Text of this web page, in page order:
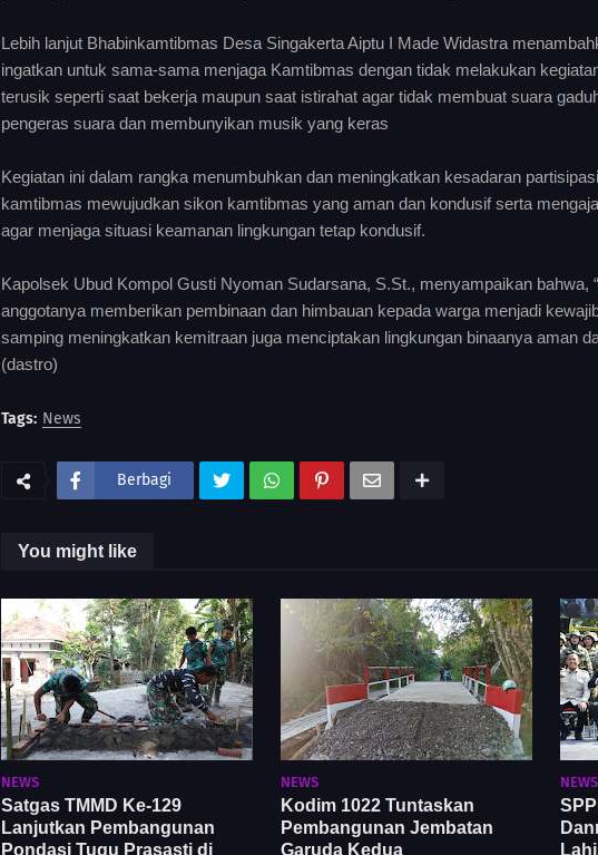
Lebih lanjut Bhabinkamtibmas Desa Singakerta Aiptu I Made Widastra
ingatkan untuk sama-sama menjaga Kamtibmas dengan tidak melakukan
terusik seperti saat bekerja maupun saat istirahat agar tidak membuat suara
pengeras suara dan membunyikan musik yang keras
Kegiatan ini dalam rangka menumbuhkan dan meningkatkan kesadaran
kamtibmas mewujudkan sikon kamtibmas yang aman dan kondusif serta
agar menjaga situasi keamanan lingkungan tetap kondusif.
Kapolsek Ubud Kompol Gusti Nyoman Sudarsana, S.St., menyampaikan bahwa,
anggotanya memberikan pembinaan dan himbauan kepada warga menjadi
samping meningkatkan kemitraan juga menciptakan lingkungan binaanya aman
(dastro)
Tags: News
Berbagi
You might like
NEWS
Satgas TMMD Ke-129
Lanjutkan Pembangunan
Pondasi Tugu Prasasti di
NEWS
Kodim 1022 Tuntaskan
Pembangunan Jembatan
Garuda Kedua
NEWS